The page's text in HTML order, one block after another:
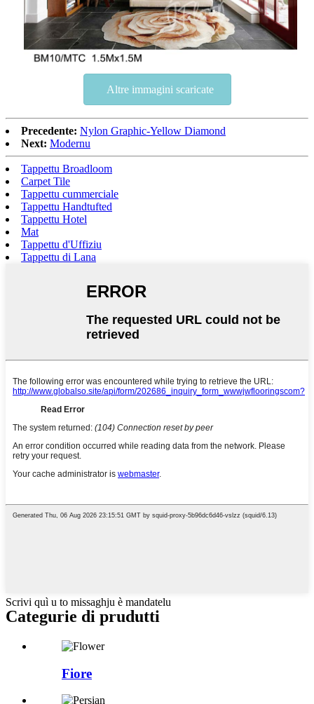
Altre immagini scaricate
Precedente: Nylon Graphic-Yellow Diamond
Next: Modernu
Tappettu Broadloom
Carpet Tile
Tappettu cummerciale
Tappettu Handtufted
Tappettu Hotel
Mat
Tappettu d'Uffiziu
Tappettu di Lana
Scrivi quì u to missaghju è mandatelu
Categurie di prudutti
Fiore